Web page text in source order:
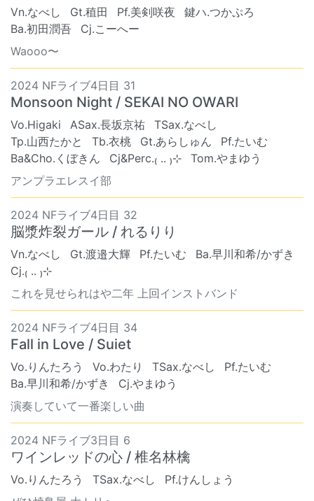
Vn.なべし Gt.稙田 Pf.美剣咲夜
鍵ハ.つかぷろ
Ba.初田潤吾
Cj.こーへー
Waooo〜
2024 NFライブ4日目 31
Monsoon Night / SEKAI NO OWARI
Vo.Higaki ASax.長坂京祐
TSax.なべし
Tp.山西たかと
Tb.衣桃 Gt.あらしゅん
Pf.たいむ
Ba&Cho.くぼきん
Cj&Perc.₍ .. ₎⊹
Tom.やまゆう
アンプラエレスイ部
2024 NFライブ4日目 32
脳漿炸裂ガール / れるりり
Vn.なべし Gt.渡邉大輝 Pf.たいむ
Ba.早川和希/かずき
Cj.₍ .. ₎⊹
これを見せられはや二年 上回インストバンド
2024 NFライブ4日目 34
Fall in Love / Suiet
Vo.りんたろう Vo.わたり TSax.なべし
Pf.たいむ
Ba.早川和希/かずき
Cj.やまゆう
演奏していて一番楽しい曲
2024 NFライブ3日目 6
ワインレッドの心 / 椎名林檎
Vo.りんたろう TSax.なべし
Pf.けんしょう